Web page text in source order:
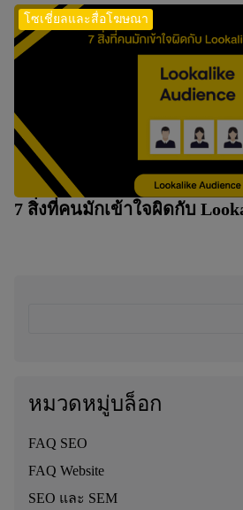
โซเชี่ยลและสื่อโฆษณา
7 สิ่งที่คนมักเข้าใจผิดกับ
หมวดหมู่บล็อก
FAQ SEO
FAQ Website
SEO และ SEM